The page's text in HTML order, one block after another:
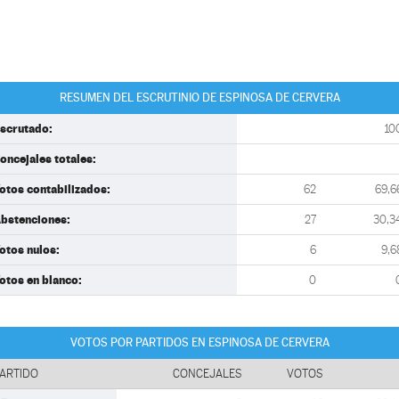
RESUMEN DEL ESCRUTINIO DE ESPINOSA DE CERVERA
totales:
contabilizados: 62
27
nulos: 6
en blanco: 0
VOTOS POR PARTIDOS EN ESPINOSA DE CERVERA
CONCEJALES VOTOS